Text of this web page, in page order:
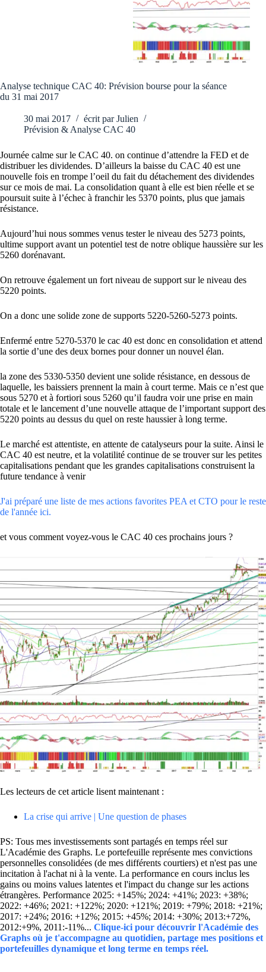
Analyse technique CAC 40: Prévision bourse pour la séance
du 31 mai 2017
30 mai 2017 écrit par Julien
Prévision & Analyse CAC 40
Journée calme sur le CAC 40. on continue d’attendre la FED et de
distribuer les dividendes. D’ailleurs la baisse du CAC 40 est une
nouvelle fois en trompe l’oeil du fait du détachement des dividendes
sur ce mois de mai. La consolidation quant à elle est bien réelle et se
poursuit suite à l’échec à franchir les 5370 points, plus que jamais
résistance.
Aujourd’hui nous sommes venus tester le niveau des 5273 points,
ultime support avant un potentiel test de notre oblique haussière sur les
5260 dorénavant.
On retrouve également un fort niveau de support sur le niveau des
5220 points.
On a donc une solide zone de supports 5220-5260-5273 points.
Enfermé entre 5270-5370 le cac 40 est donc en consolidation et attend
la sortie d’une des deux bornes pour donner un nouvel élan.
la zone des 5330-5350 devient une solide résistance, en dessous de
laquelle, les baissiers prennent la main à court terme. Mais ce n’est que
sous 5270 et à fortiori sous 5260 qu’il faudra voir une prise en main
totale et le lancement d’une nouvelle attaque de l’important support des
5220 points au dessus du quel on reste haussier à long terme.
Le marché est attentiste, en attente de catalyseurs pour la suite. Ainsi le
CAC 40 est neutre, et la volatilité continue de se trouver sur les petites
capitalisations pendant que les grandes capitalisations construisent la
future tendance à venir
J'ai préparé une liste de mes actions favorites PEA et CTO pour le reste
de l'année ici.
et vous comment voyez-vous le CAC 40 ces prochains jours ?
Les lecteurs de cet article lisent maintenant :
La crise qui arrive | Une question de phases
PS: Tous mes investissements sont partagés en temps réel sur
L'Académie des Graphs. Le portefeuille représente mes convictions
personnelles consolidées (de mes différents courtiers) et n'est pas une
incitation à l'achat ni à la vente. La performance en cours inclus les
gains ou moins values latentes et l'impact du change sur les actions
étrangères. Performance 2025: +145%; 2024: +41%; 2023: +38%;
2022: +46%; 2021: +122%; 2020: +121%; 2019: +79%; 2018: +21%;
2017: +24%; 2016: +12%; 2015: +45%; 2014: +30%; 2013:+72%,
2012:+9%, 2011:-11%... Clique-ici pour découvrir l'Académie des
Graphs où je t'accompagne au quotidien, partage mes positions et
portefeuilles dynamique et long terme en temps réel.